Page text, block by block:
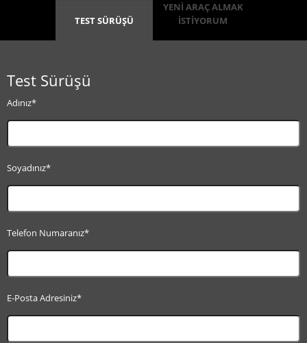
TEST SÜRÜŞÜ
YENİ ARAÇ ALMAK
İSTİYORUM
Test Sürüşü
Adınız*
Soyadınız*
Telefon Numaranız*
E-Posta Adresiniz*